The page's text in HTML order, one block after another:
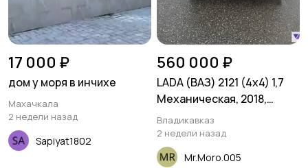
17 000 ₽
дом у моря в инчихе
Махачкала
2 недели назад
Sapiyat1802
560 000 ₽
LADA (ВАЗ) 2121 (4x4) 1,7
Механическая, 2018,
143000 км
Владикавказ
2 недели назад
Mr.Moro.005